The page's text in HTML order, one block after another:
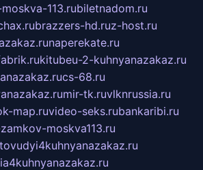
113.rubiletnadom.ru
brazzers-hd.ruz-host.ru
naperekate.ru
kitubeu-2-kuhnyanazakaz.ru
cs-68.ru
mir-tk.ruvlknrussia.ru
map.ruvideo-seks.rubankaribi.ru
moskva113.ru
tovudyi4kuhnyanazakaz.ru